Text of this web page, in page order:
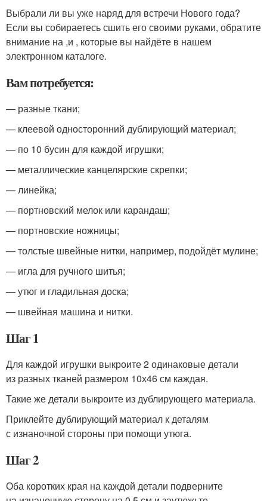
Выбрали ли вы уже наряд для встречи Нового года?
Если вы собираетесь сшить его своими руками, обратите
внимание на ,и , которые вы найдёте в нашем
электронном каталоге.
Вам потребуется:
— разные ткани;
— клеевой односторонний дублирующий материал;
— по 10 бусин для каждой игрушки;
— металлические канцелярские скрепки;
— линейка;
— портновский мелок или карандаш;
— портновские ножницы;
— толстые швейные нитки, например, подойдёт мулине;
— игла для ручного шитья;
— утюг и гладильная доска;
— швейная машина и нитки.
Шаг 1
Для каждой игрушки выкроите 2 одинаковые детали
из разных тканей размером 10х46 см каждая.
Такие же детали выкроите из дублирующего материала.
Приклейте дублирующий материал к деталям
с изнаночной стороны при помощи утюга.
Шаг 2
Оба коротких края на каждой детали подверните